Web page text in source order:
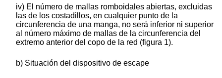
iv) El número de mallas romboidales abiertas, excluidas
las de los costadillos, en cualquier punto de la
circunferencia de una manga, no será inferior ni superior
al número máximo de mallas de la circunferencia del
extremo anterior del copo de la red (figura 1).
b) Situación del dispositivo de escape